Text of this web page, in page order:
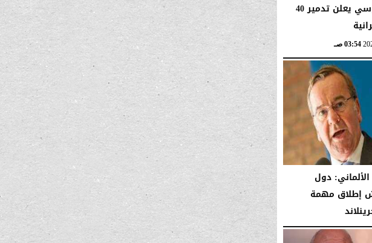
الجيش الروسي يعلن تدمير 40
03:54 صـ
دول
إطلاق مهمة
03:52 صـ